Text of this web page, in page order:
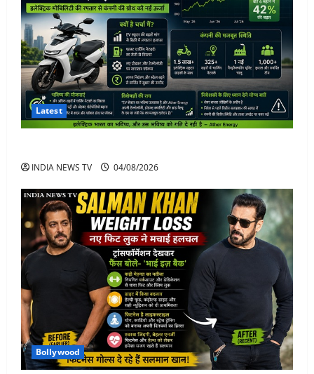
Latest
INDIA NEWS TV 04/08/2026
Bollywood